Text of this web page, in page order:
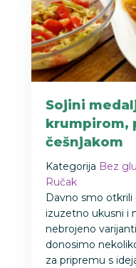
Sojini
krumpirom,
češnjakom
Kategorija Bez
Ručak
Davno smo otkrili
izuzetno ukusni i
nebrojeno
donosimo
za pripremu s